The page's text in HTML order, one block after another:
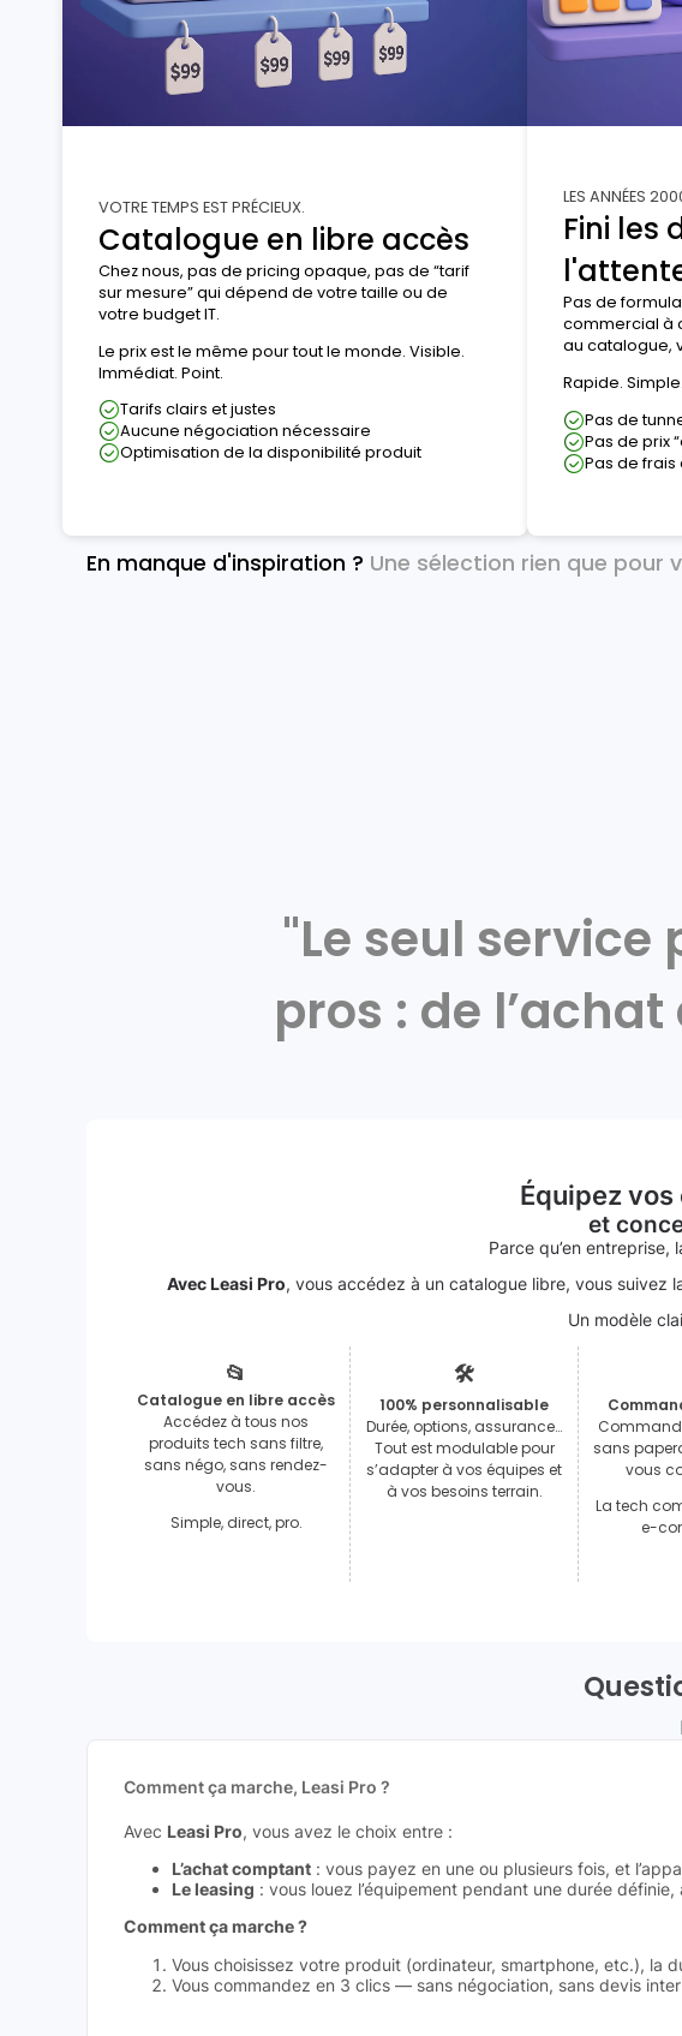
VOTRE TEMPS EST PRÉCIEUX.
Catalogue en libre accès
Chez nous, pas de pricing opaque, pas de “tarif
sur mesure” qui dépend de votre taille ou de
votre budget IT.
Le prix est le même pour tout le monde. Visible.
Immédiat. Point.
Tarifs clairs et justes
Aucune négociation nécessaire
Optimisation de la disponibilité produit
LES ANNÉES
Fini les
Pas de
commercial à
au catalogue,
Rapide.
Pas de
Pas de prix
Pas de frais
En manque d'inspiration ? Une sélection rien que pour
"Le seul service
pros : de
Équipez
et
Parce qu’en
Avec Leasi Pro, vous accédez à un catalogue libre, vous suivez
Un modèle
📂
Catalogue en libre accès
Accédez à tous nos
produits tech sans filtre,
sans négo, sans rendez-
vous.
Simple, direct, pro.
🛠️
100% personnalisable
Durée, options, assurance…
Tout est modulable pour
s’adapter à vos équipes et
à vos besoins terrain.
sans
vous
La tech
e-
Comment ça marche, Leasi Pro ?
Avec Leasi Pro, vous avez le choix entre :
L’achat comptant : vous payez en une ou plusieurs fois, et
Le leasing : vous louez l’équipement pendant une durée
Comment ça marche ?
Vous choisissez votre produit (ordinateur, smartphone, etc.), la
Vous commandez en 3 clics — sans négociation, sans devis